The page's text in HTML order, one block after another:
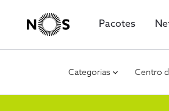
Pacotes
Categorias Centro